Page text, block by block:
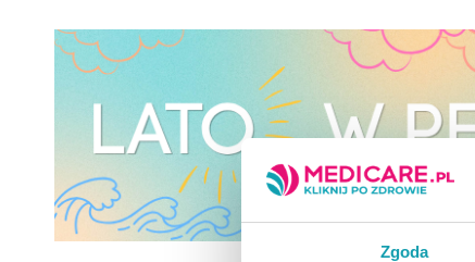
Zgoda